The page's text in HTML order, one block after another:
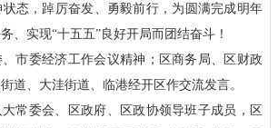
态，踔厉奋发、勇毅前行，为圆满完成明年
、实现“十五五”良好开局而团结奋斗！
市委经济工作会议精神；区商务局、区财政
道、大洼街道、临港经开区作交流发言。
大常委会、区政府、区政协领导班子成员，区